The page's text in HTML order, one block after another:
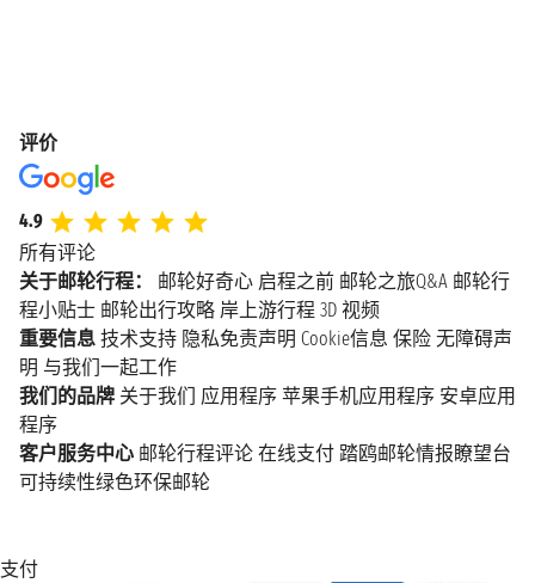
评价
4.9
所有评论
关于邮轮行程：
邮轮好奇心 启程之前 邮轮之旅Q&A 邮轮行
程小贴士 邮轮出行攻略 岸上游行程 3D 视频
重要信息 技术支持 隐私免责声明 Cookie信息 保险 无障碍声
明 与我们一起工作
我们的品牌 关于我们 应用程序 苹果手机应用程序 安卓应用
程序
客户服务中心 邮轮行程评论 在线支付 踏鸥邮轮情报瞭望台
可持续性绿色环保邮轮
支付